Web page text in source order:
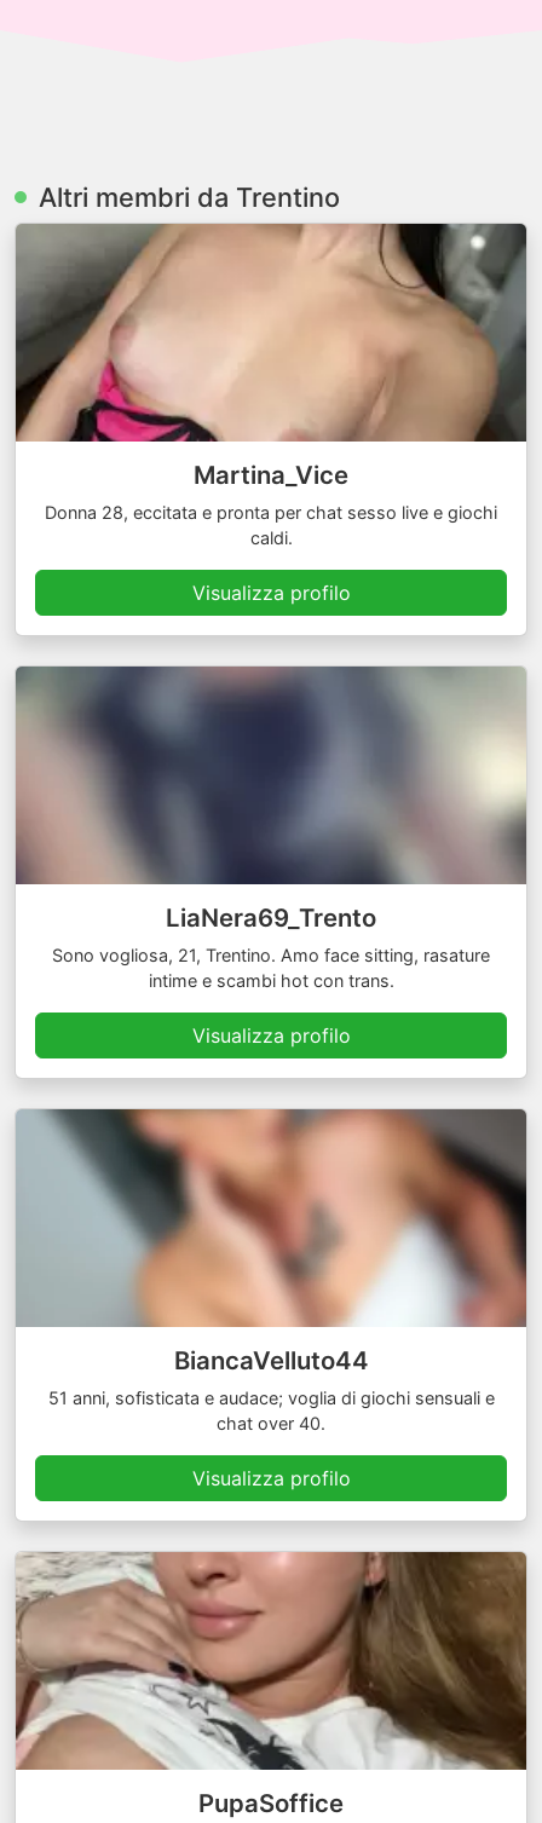
Altri membri da Trentino
Martina_Vice
Donna 28, eccitata e pronta per chat sesso live e giochi
caldi.
Visualizza profilo
LiaNera69_Trento
Sono vogliosa, 21, Trentino. Amo face sitting, rasature
intime e scambi hot con trans.
Visualizza profilo
BiancaVelluto44
51 anni, sofisticata e audace; voglia di giochi sensuali e
chat over 40.
Visualizza profilo
PupaSoffice